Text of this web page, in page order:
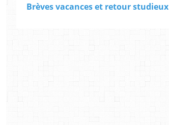
Brèves vacances et retour studieux